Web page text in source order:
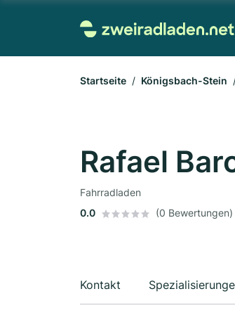
Startseite Königsbach-Stein
Rafael
Fahrradladen
0.0
(0 Bewertungen)
Kontakt